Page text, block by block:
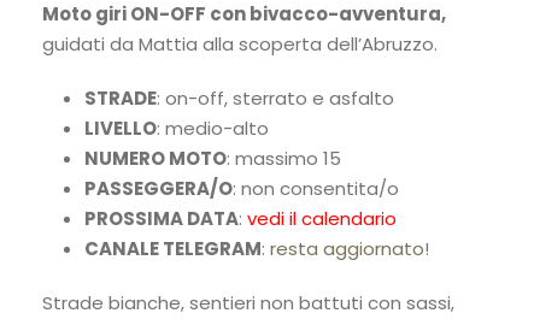
Moto giri ON-OFF con bivacco-avventura,
guidati da Mattia alla scoperta dell’Abruzzo.
STRADE: on-off, sterrato e asfalto
LIVELLO: medio-alto
NUMERO MOTO: massimo 15
PASSEGGERA/O: non consentita/o
PROSSIMA DATA: vedi il calendario
CANALE TELEGRAM: resta aggiornato!
Strade bianche, sentieri non battuti con sassi,